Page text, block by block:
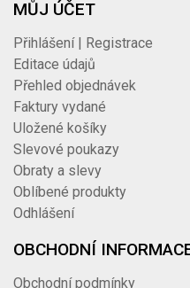
MŮJ ÚČET
Přihlášení | Registrace
Editace údajů
Přehled objednávek
Faktury vydané
Uložené košíky
Slevové poukazy
Obraty a slevy
Oblíbené produkty
Odhlášení
OBCHODNÍ
Obchodní podmínky